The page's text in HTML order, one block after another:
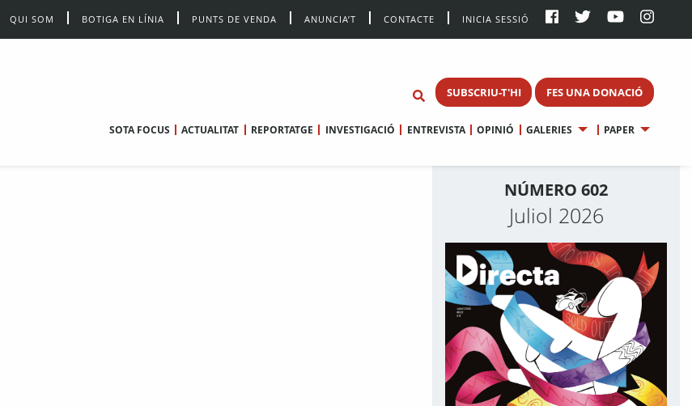
QUI SOM BOTIGA EN LÍNIA PUNTS DE VENDA ANUNCIA’T CONTACTE INICIA SESSIÓ
SUBSCRIU-T'HI FES UNA DONACIÓ
SOTA FOCUS ACTUALITAT REPORTATGE INVESTIGACIÓ ENTREVISTA OPINIÓ GALERIES PAPER
NÚMERO 602
Juliol 2026